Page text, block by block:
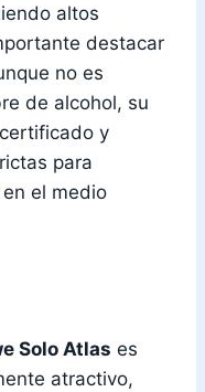
altos
destacar
no es
de alcohol, su
y
para
el medio
Solo Atlas es
atractivo,